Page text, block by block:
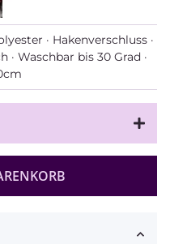
· Hakenverschluss ·
· Waschbar bis 30 Grad ·